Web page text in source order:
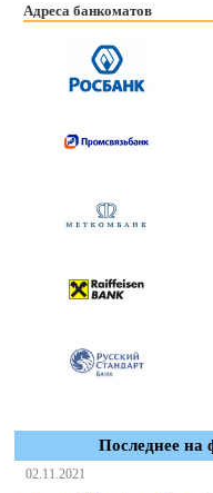
Адреса банкоматов
Последнее на
02.11.2021